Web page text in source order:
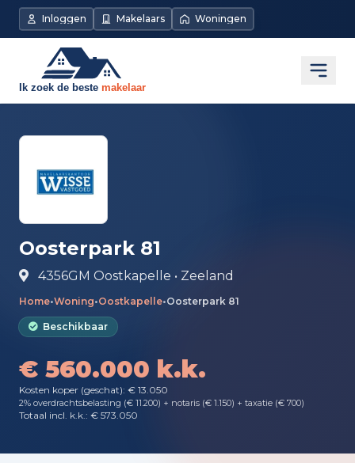
Direct naar de inhoud
Inloggen Makelaars Woningen
Oosterpark 81
4356GM Oostkapelle • Zeeland
Home•Woning•Oostkapelle•Oosterpark 81
Beschikbaar
€ 560.000 k.k.
Kosten koper (geschat): € 13.050
2% overdrachtsbelasting (€ 11.200) + notaris (€ 1.150) + taxatie (€ 700)
Totaal incl. k.k.: € 573.050